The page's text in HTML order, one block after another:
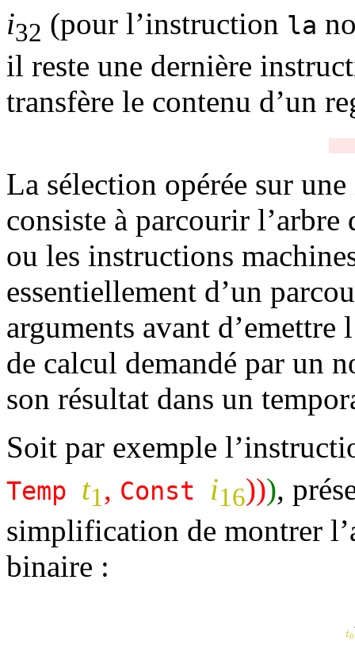
i32 (pour l’instruction la
il reste une dernière
transfère le contenu d’un
La sélection opérée sur
consiste à parcourir
ou les instructions
essentiellement d’un
arguments avant
de calcul demandé par un
son résultat dans un
Soit par exemple
Temp t1, Const i16))),
simplification de montrer
binaire :